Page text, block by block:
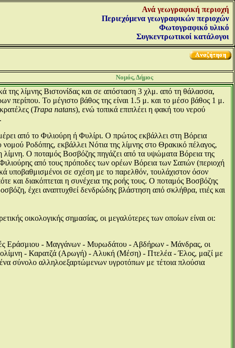
Ανά γεωγραφική περιοχή
Περιεχόμενα γεωγραφικών περιοχών
Φωτογραφικό υλικό
Συγκεντρωτικοί κατάλογοι
Νομός, Δήμος
της λίμνης Βιστονίδας και σε απόσταση 3 χλμ. από τη θάλασσα,
περίπου. Το μέγιστο βάθος της είναι 1.5 μ. και το μέσο βάθος 1 μ.
(Trapa natans), ενώ τοπικά επιπλέει η φακή του νερού
από το Φιλιούρη ή Φυλίρι. Ο πρώτος εκβάλλει στη Βόρεια
Ροδόπης, εκβάλλει Νότια της λίμνης στο Θρακικό πέλαγος,
Ο ποταμός Βοσβόζης πηγάζει από τα υψώματα Βόρεια της
από τους πρόποδες των ορέων Βόρεια των Σαπών (περιοχή
υποβαθμισμένοι σε σχέση με το παρελθόν, τουλάχιστον όσον
και διακόπτεται η συνέχεια της ροής τους. Ο ποταμός Βοσβόζης
έχει αναπτυχθεί δενδρώδης βλάστηση από σκλήθρα, ιτιές και
οικολογικής σημασίας, οι μεγαλύτερες των οποίων είναι οι:
Εράσμιου - Μαγγάνων - Μυρωδάτου - Αβδήρων - Μάνδρας, οι
- Καρατζά (Αρωγή) - Αλυκή (Μέση) - Πτελέα - Έλος, μαζί με
σύνολο αλληλοεξαρτώμενων υγροτόπων με τέτοια πλούσια